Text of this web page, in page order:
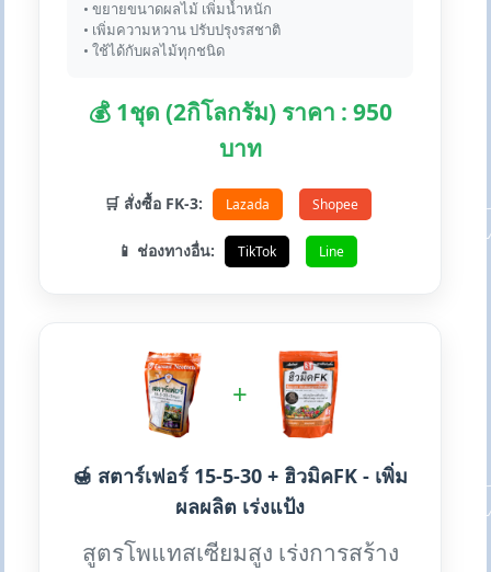
• ขยายขนาดผลไม้ เพิ่มน้ำหนัก
• เพิ่มความหวาน ปรับปรุงรสชาติ
• ใช้ได้กับผลไม้ทุกชนิด
💰 1ชุด (2กิโลกรัม) ราคา : 950
บาท
🛒 สั่งซื้อ FK-3: Lazada Shopee
📱 ช่องทางอื่น: TikTok Line
+
🍯 สตาร์เฟอร์ 15-5-30 + ฮิวมิคFK - เพิ่ม
ผลผลิต เร่งแป้ง
สูตรโพแทสเซียมสูง เร่งการสร้าง